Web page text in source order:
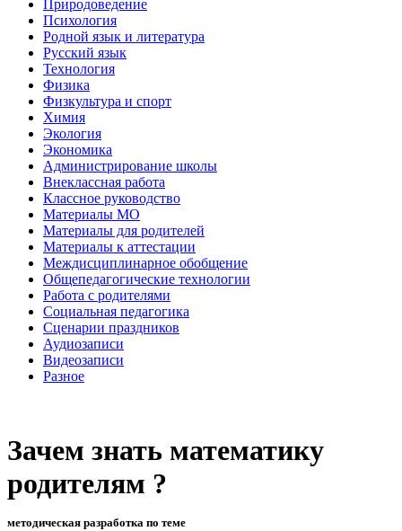
Природоведение
Психология
Родной язык и литература
Русский язык
Технология
Физика
Физкультура и спорт
Химия
Экология
Экономика
Администрирование школы
Внеклассная работа
Классное руководство
Материалы МО
Материалы для родителей
Материалы к аттестации
Междисциплинарное обобщение
Общепедагогические технологии
Работа с родителями
Социальная педагогика
Сценарии праздников
Аудиозаписи
Видеозаписи
Разное
Зачем знать математику
родителям ?
методическая разработка по теме